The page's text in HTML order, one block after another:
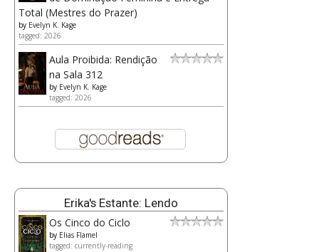
Total (Mestres do Prazer)
by Evelyn K. Kage
tagged: 2026
Aula Proibida: Rendição
na Sala 312
by Evelyn K. Kage
tagged: 2026
Erika's Estante: Lendo
Os Cinco do Ciclo
by Elias Flamel
tagged: currently-reading